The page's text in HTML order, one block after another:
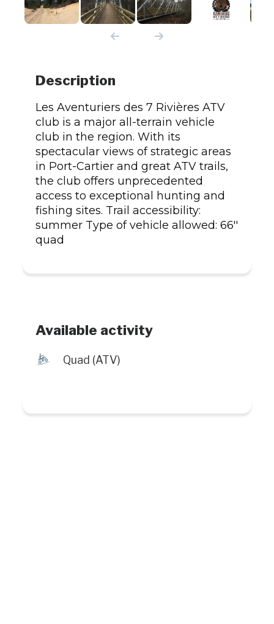
Description
Les Aventuriers des 7 Rivières ATV
club is a major all-terrain vehicle
club in the region. With its
spectacular views of strategic areas
in Port-Cartier and great ATV trails,
the club offers unprecedented
access to exceptional hunting and
fishing sites. Trail accessibility:
summer Type of vehicle allowed: 66''
quad
Available activity
ä Quad (ATV)